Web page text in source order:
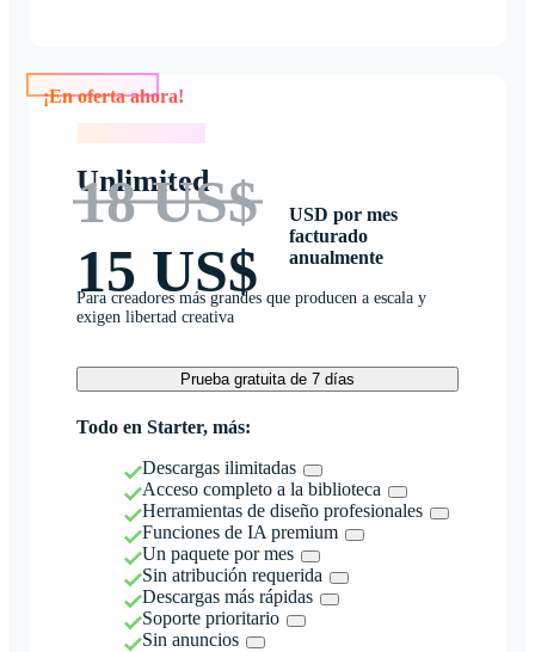
Unlimited
18 US$
15 US$
USD por mes
facturado
anualmente
Para creadores más grandes que producen a escala y
exigen libertad creativa
Prueba gratuita de 7 días
Todo en Starter, más:
Descargas ilimitadas
Acceso completo a la biblioteca
Herramientas de diseño profesionales
Funciones de IA premium
Un paquete por mes
Sin atribución requerida
Descargas más rápidas
Soporte prioritario
Sin anuncios